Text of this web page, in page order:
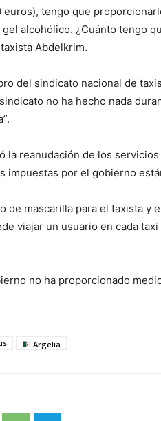
euros), tengo que
alcohólico. ¿Cuánto tengo
Abdelkrim.
del sindicato nacional de
no ha hecho nada
la reanudación de los
impuestas por el gobierno
de mascarilla para el taxista y
viajar un usuario en cada
no ha proporcionado
Argelia